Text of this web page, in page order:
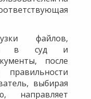
файлов,
в суд и
после
выбирая
направляет